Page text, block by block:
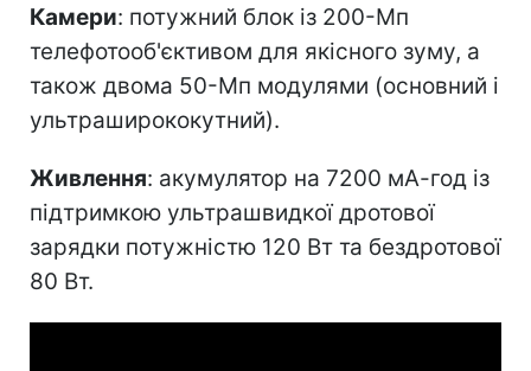
Камери: потужний блок із 200-Мп
телефотооб'єктивом для якісного зуму, а
також двома 50-Мп модулями (основний і
ультраширококутний).
Живлення: акумулятор на 7200 мА-год із
підтримкою ультрашвидкої дротової
зарядки потужністю 120 Вт та бездротової
80 Вт.